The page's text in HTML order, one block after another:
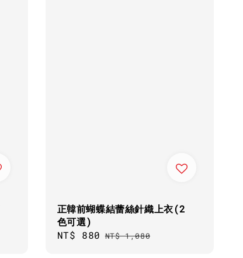
正韓前蝴蝶結蕾絲針織上衣(2
色可選)
Sale
NT$ 880 Regular
NT$ 1,080